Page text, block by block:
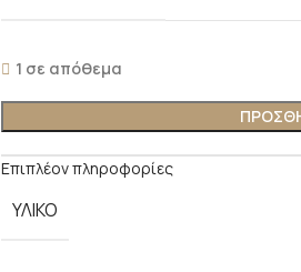
1 σε απόθεμα
Επιπλέον πληροφορίες
ΥΛΙΚΌ